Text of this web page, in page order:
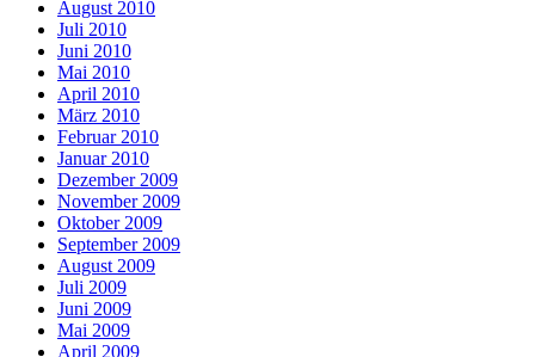
August 2010
Juli 2010
Juni 2010
Mai 2010
April 2010
März 2010
Februar 2010
Januar 2010
Dezember 2009
November 2009
Oktober 2009
September 2009
August 2009
Juli 2009
Juni 2009
Mai 2009
April 2009